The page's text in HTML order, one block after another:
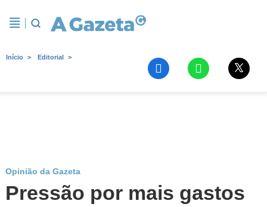
Início Editorial
Opinião da Gazeta
Pressão por mais gastos